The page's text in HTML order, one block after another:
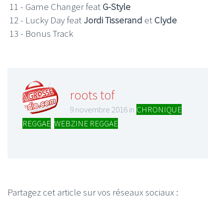
11 - Game Changer feat G-Style
12 - Lucky Day featJordi Tisserand et Clyde
13 - Bonus Track
roots tof
9 novembre 2016 in CHRONIQUE
REGGAE WEBZINE REGGAE
Partagez cet article sur vos réseaux sociaux :